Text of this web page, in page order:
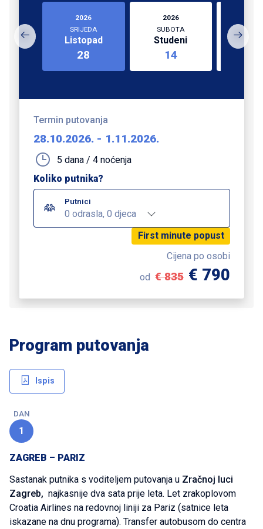
2026
SRIJEDA
Listopad
28
2026
SUBOTA
Studeni
14
Termin putovanja
28.10.2026. - 1.11.2026.
5 dana / 4 noćenja
Koliko putnika?
Putnici
0 odrasla, 0 djeca
First minute popust
Cijena po osobi
od € 835 € 790
Program putovanja
Ispis
DAN
1
ZAGREB – PARIZ
Sastanak putnika s voditeljem putovanja u Zračnoj luci
Zagreb, najkasnije dva sata prije leta. Let zrakoplovom
Croatia Airlines na redovnoj liniji za Pariz (satnice leta
iskazane na dnu programa). Transfer autobusom do centra